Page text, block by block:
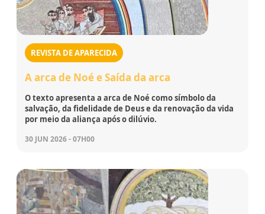
REVISTA DE APARECIDA
A arca de Noé e Saída da arca
O texto apresenta a arca de Noé como símbolo da
salvação, da fidelidade de Deus e da renovação da vida
por meio da aliança após o dilúvio.
30 JUN 2026 - 07H00